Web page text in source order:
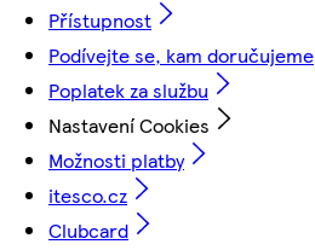
Přístupnost
Podívejte se, kam doručujeme
Poplatek za službu
Nastavení Cookies
Možnosti platby
itesco.cz
Clubcard